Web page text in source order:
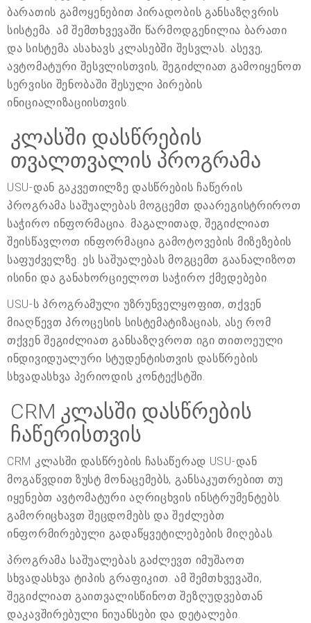
ბარათის გამოყენებით პირადობის განსაზღვრის
სისტემა. ამ შემთხვევაში წარმოდგენილია ბარათი
და სისტემა ასახავს კლასებში შესვლას. ასევე,
ავტომატური შესვლისთვის, შეგიძლიათ გამოიყენოთ
სერვისი შენობაში შესული პირების
ინიციალიზაციისთვის.
კლასში დასწრების
თვალთვალის პროგრამა
USU-დან გაკვეთილზე დასწრების ჩაწერის
პროგრამა საშუალებას მოგცემთ დაარეგისტრიროთ
საჭირო ინფორმაცია. მაგალითად, შეგიძლიათ
შეისწავლოთ ინფორმაცია გამოტოვების მიზეზების
საფუძველზე. ეს საშუალებას მოგცემთ გაანალიზოთ
ისინი და განახორციელოთ საჭირო ქმედებები.
USU-ს პროგრამული უზრუნველყოფით, თქვენ
მიაღწევთ პროცესის სისტემატიზაციას, ასე რომ
თქვენ შეგიძლიათ განსაზღვროთ იგი თითოეული
ინდივიდუალური სტუდენტისთვის დასწრების
სხვადასხვა პერიოდის კონტექსტში.
CRM კლასში დასწრების
ჩაწერისთვის
CRM კლასში დასწრების ჩასაწერად USU-დან
მოგაწვდით ზუსტ მონაცემებს, განსაკუთრებით თუ
იყენებთ ავტომატური აღრიცხვის ინსტრუმენტებს.
გამორიცხავთ შეცდომებს და შეძლებთ
ინფორმირებული გადაწყვეტილებების მიღებას.
პროგრამა საშუალებას გაძლევთ იმუშაოთ
სხვადასხვა ტიპის გრაფიკით. ამ შემთხვევაში,
შეგიძლიათ გაითვალისწინოთ შეზღუდვებთან
დაკავშირებული ნიუანსები და დეტალები.